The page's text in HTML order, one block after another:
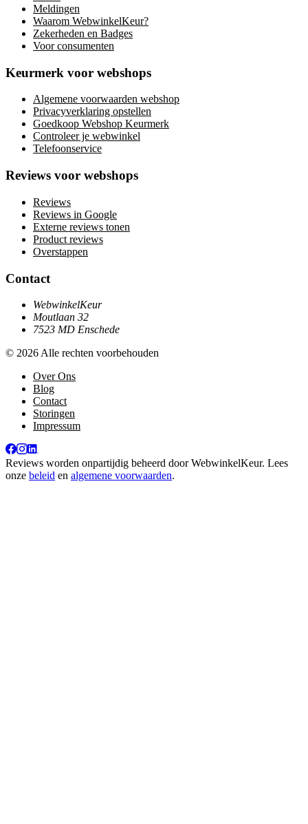
Meldingen
Waarom WebwinkelKeur?
Zekerheden en Badges
Voor consumenten
Keurmerk voor webshops
Algemene voorwaarden webshop
Privacyverklaring opstellen
Goedkoop Webshop Keurmerk
Controleer je webwinkel
Telefoonservice
Reviews voor webshops
Reviews
Reviews in Google
Externe reviews tonen
Product reviews
Overstappen
Contact
WebwinkelKeur
Moutlaan 32
7523 MD Enschede
© 2026 Alle rechten voorbehouden
Over Ons
Blog
Contact
Storingen
Impressum
Reviews worden onpartijdig beheerd doorWebwinkelKeur. Lees
onze beleid en algemene voorwaarden.